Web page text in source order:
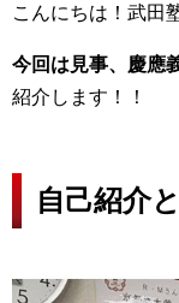
こんにちは！武田
今回は見事、慶應
紹介します！！
自己紹介